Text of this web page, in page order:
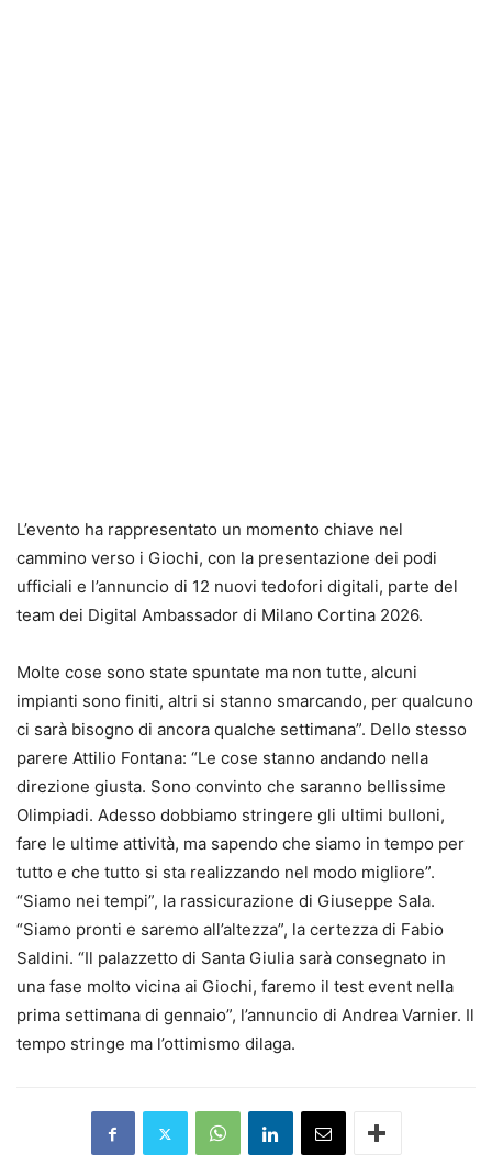
L’evento ha rappresentato un momento chiave nel
cammino verso i Giochi, con la presentazione dei podi
ufficiali e l’annuncio di 12 nuovi tedofori digitali, parte del
team dei Digital Ambassador di Milano Cortina 2026.
Molte cose sono state spuntate ma non tutte, alcuni
impianti sono finiti, altri si stanno smarcando, per qualcuno
ci sarà bisogno di ancora qualche settimana”. Dello stesso
parere Attilio Fontana: “Le cose stanno andando nella
direzione giusta. Sono convinto che saranno bellissime
Olimpiadi. Adesso dobbiamo stringere gli ultimi bulloni,
fare le ultime attività, ma sapendo che siamo in tempo per
tutto e che tutto si sta realizzando nel modo migliore”.
“Siamo nei tempi”, la rassicurazione di Giuseppe Sala.
“Siamo pronti e saremo all’altezza”, la certezza di Fabio
Saldini. “Il palazzetto di Santa Giulia sarà consegnato in
una fase molto vicina ai Giochi, faremo il test event nella
prima settimana di gennaio”, l’annuncio di Andrea Varnier. Il
tempo stringe ma l’ottimismo dilaga.